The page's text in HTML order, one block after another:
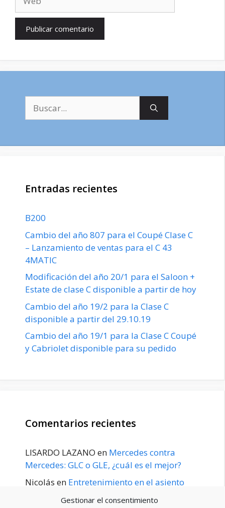
Gestionar el consentimiento
Entradas recientes
B200
Cambio del año 807 para el Coupé Clase C
– Lanzamiento de ventas para el C 43
4MATIC
Modificación del año 20/1 para el Saloon +
Estate de clase C disponible a partir de hoy
Cambio del año 19/2 para la Clase C
disponible a partir del 29.10.19
Cambio del año 19/1 para la Clase C Coupé
y Cabriolet disponible para su pedido
Comentarios recientes
LISARDO LAZANO en Mercedes contra
Mercedes: GLC o GLE, ¿cuál es el mejor?
Nicolás en Entretenimiento en el asiento